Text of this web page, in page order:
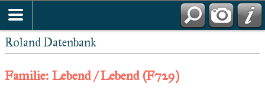
Roland Datenbank
Familie: Lebend / Lebend (F729)